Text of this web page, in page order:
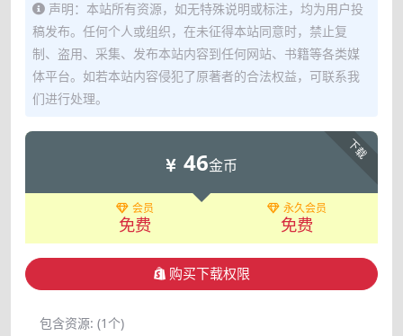
声明：本站所有资源，如无特殊说明或标注，均为用户投
稿发布。任何个人或组织，在未征得本站同意时，禁止复
制、盗用、采集、发布本站内容到任何网站、书籍等各类媒
体平台。如若本站内容侵犯了原著者的合法权益，可联系我
们进行处理。
下载
46金币
会员
免费
永久会员
免费
购买下载权限
包含资源: (1个)